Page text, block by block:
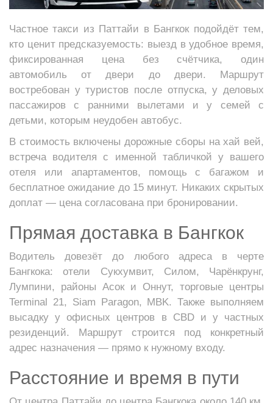
Частное такси из Паттайи в Бангкок подойдёт тем,
кто ценит предсказуемость: выезд в удобное время,
фиксированная цена без счётчика, один
автомобиль от двери до двери. Маршрут
востребован у туристов после отпуска, у деловых
пассажиров с ранними вылетами и у семей с
детьми, которым неудобен автобус.
В стоимость включены дорожные сборы на хай вей,
встреча водителя с именной табличкой у вашего
отеля или апартаментов, помощь с багажом и
бесплатное ожидание до 15 минут. Никаких скрытых
доплат — цена согласована при бронировании.
Прямая доставка в Бангкок
Водитель довезёт до любого адреса в черте
Бангкока: отели Сукхумвит, Силом, Чарёнкрунг,
Лумпини, районы Асок и Оннут, торговые центры
Terminal 21, Siam Paragon, MBK. Также выполняем
высадку у офисных центров в CBD и у частных
резиденций. Маршрут строится под конкретный
адрес назначения — прямо к нужному входу.
Расстояние и время в пути